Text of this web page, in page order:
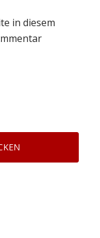
in diesem